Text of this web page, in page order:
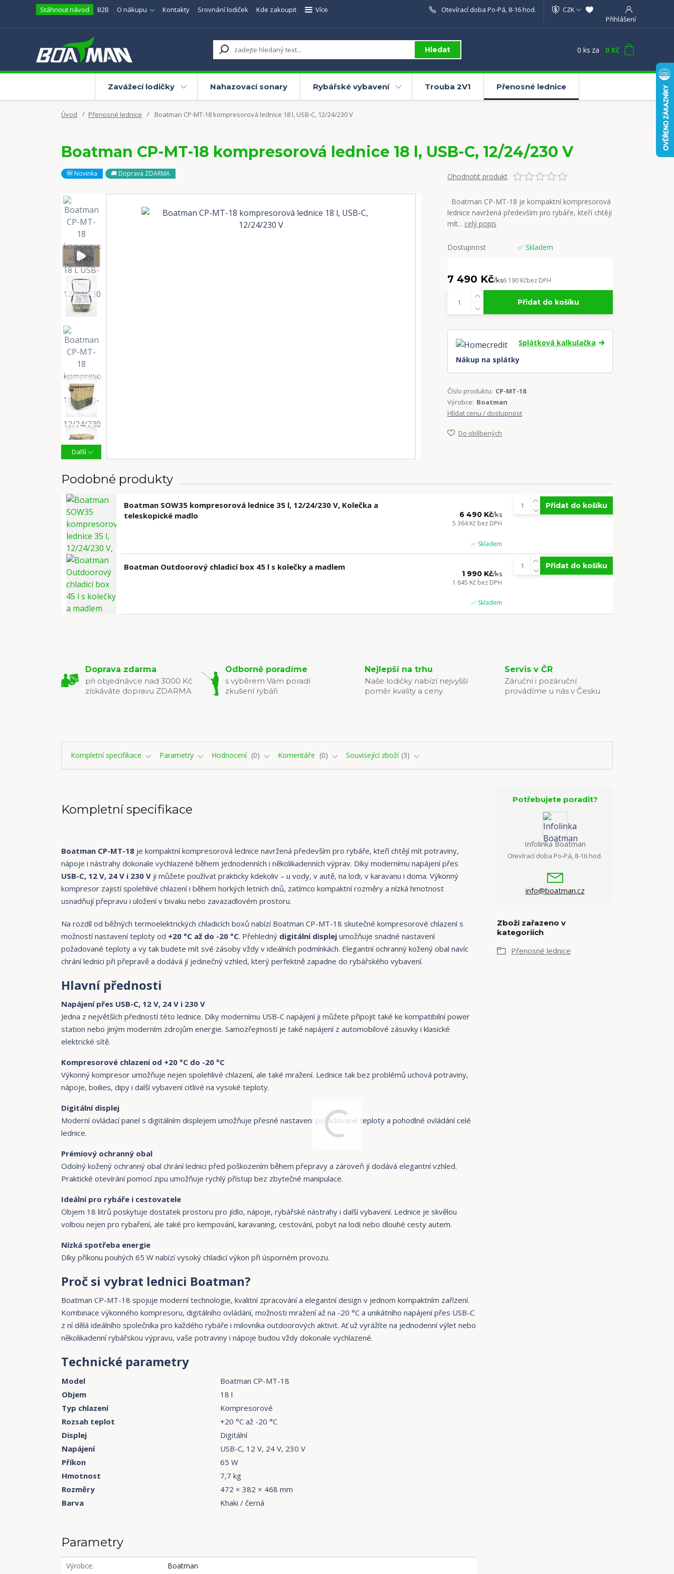
Stáhnout návod B2B O nákupu Kontakty Srovnání lodiček Kde zakoupit Více
CZK
Přihlášení
Hledat
Otevírací doba Po-Pá, 8-16 hod.
0 ks za 0 Kč
Zavážecí lodičky Nahazovací sonary Rybářské vybavení Trouba 2V1 Přenosné lednice
Úvod Přenosné lednice Boatman CP-MT-18 kompresorová lednice 18 l, USB-C, 12/24/230 V
Boatman CP-MT-18 kompresorová lednice 18 l, USB-C, 12/24/230 V
🆕 Novinka 🚚 Doprava ZDARMA
Další
Ohodnotit produkt
Boatman CP-MT-18 je kompaktní kompresorová
lednice navržená především pro rybáře, kteří chtějí
mít... celý popis
Dostupnost ✅ Skladem
7 490 Kč/ks6 190 Kčbez DPH
Přidat do košíku
Splátková kalkulačka
Nákup na splátky
Číslo produktu: CP-MT-18
Výrobce: Boatman
Hlídat cenu / dostupnost
Do oblíbených
Podobné produkty
Boatman SOW35 kompresorová lednice 35 l, 12/24/230 V, Kolečka a
teleskopické madlo
6 490 Kč/ks
5 364 Kč bez DPH
✅ Skladem
Přidat do košíku
Boatman Outdoorový chladicí box 45 l s kolečky a madlem
1 990 Kč/ks
1 645 Kč bez DPH
✅ Skladem
Přidat do košíku
Doprava zdarma
při objednávce nad 3000 Kč
získáváte dopravu ZDARMA
Odborně poradíme
s výběrem Vám poradí
zkušení rybáři
Nejlepší na trhu
Naše lodičky nabízí nejvyšší
poměr kvality a ceny
Servis v ČR
Záruční i pozáruční
provádíme u nás v Česku
Kompletní specifikace Parametry Hodnocení 0 Komentáře 0 Související zboží 3
Kompletní specifikace
Boatman CP-MT-18 je kompaktní kompresorová lednice navržená především pro rybáře, kteří chtějí mít potraviny,
nápoje i nástrahy dokonale vychlazené během jednodenních i několikadenních výprav. Díky modernímu napájení přes
USB-C, 12 V, 24 V i 230 V ji můžete používat prakticky kdekoliv – u vody, v autě, na lodi, v karavanu i doma. Výkonný
kompresor zajistí spolehlivé chlazení i během horkých letních dnů, zatímco kompaktní rozměry a nízká hmotnost
usnadňují přepravu i uložení v bivaku nebo zavazadlovém prostoru.
Na rozdíl od běžných termoelektrických chladicích boxů nabízí Boatman CP-MT-18 skutečné kompresorové chlazení s
možností nastavení teploty od +20 °C až do -20 °C. Přehledný digitální displej umožňuje snadné nastavení
požadované teploty a vy tak budete mít své zásoby vždy v ideálních podmínkách. Elegantní ochranný kožený obal navíc
chrání lednici při přepravě a dodává jí jedinečný vzhled, který perfektně zapadne do rybářského vybavení.
Hlavní přednosti
Napájení přes USB-C, 12 V, 24 V i 230 V
Jedna z největších předností této lednice. Díky modernímu USB-C napájení ji můžete připojit také ke kompatibilní power
station nebo jiným moderním zdrojům energie. Samozřejmostí je také napájení z automobilové zásuvky i klasické
elektrické sítě.
Kompresorové chlazení od +20 °C do -20 °C
Výkonný kompresor umožňuje nejen spolehlivé chlazení, ale také mražení. Lednice tak bez problémů uchová potraviny,
nápoje, boilies, dipy i další vybavení citlivé na vysoké teploty.
Digitální displej
Moderní ovládací panel s digitálním displejem umožňuje přesné nastavení požadované teploty a pohodlné ovládání celé
lednice.
Prémiový ochranný obal
Odolný kožený ochranný obal chrání lednici před poškozením během přepravy a zároveň jí dodává elegantní vzhled.
Praktické otevírání pomocí zipu umožňuje rychlý přístup bez zbytečné manipulace.
Ideální pro rybáře i cestovatele
Objem 18 litrů poskytuje dostatek prostoru pro jídlo, nápoje, rybářské nástrahy i další vybavení. Lednice je skvělou
volbou nejen pro rybaření, ale také pro kempování, karavaning, cestování, pobyt na lodi nebo dlouhé cesty autem.
Nízká spotřeba energie
Díky příkonu pouhých 65 W nabízí vysoký chladicí výkon při úsporném provozu.
Proč si vybrat lednici Boatman?
Boatman CP-MT-18 spojuje moderní technologie, kvalitní zpracování a elegantní design v jednom kompaktním zařízení.
Kombinace výkonného kompresoru, digitálního ovládání, možnosti mražení až na -20 °C a unikátního napájení přes USB-C
z ní dělá ideálního společníka pro každého rybáře i milovníka outdoorových aktivit. Ať už vyrážíte na jednodenní výlet nebo
několikadenní rybářskou výpravu, vaše potraviny i nápoje budou vždy dokonale vychlazené.
Technické parametry
Model
Boatman CP-MT-18
Objem
18 l
Typ chlazení
Kompresorové
Rozsah teplot
+20 °C až -20 °C
Displej
Digitální
Napájení
USB-C, 12 V, 24 V, 230 V
Příkon
65 W
Hmotnost
7,7 kg
Rozměry
472 × 382 × 468 mm
Barva
Khaki / černá
Parametry
Výrobce Boatman
Potřebujete poradit?
Infolinka Boatman
Otevírací doba Po-Pá, 8-16 hod.
info@boatman.cz
Zboží zařazeno v
kategoriích
Přenosné lednice